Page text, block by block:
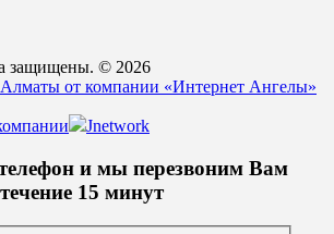
защищены. © 2026
от компании «Интернет Ангелы»
Jnetwork
и мы перезвоним Вам
15 минут